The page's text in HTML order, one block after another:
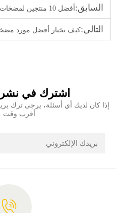
السابق: أفضل 10 منتجين لمضخات المياه النفاثة المنزلية في اليونان
التالي:كيف تختار أفضل مورد
اشترك في
إذا كان لديك أي أسئلة، يرجى ترك
أقرب وقت